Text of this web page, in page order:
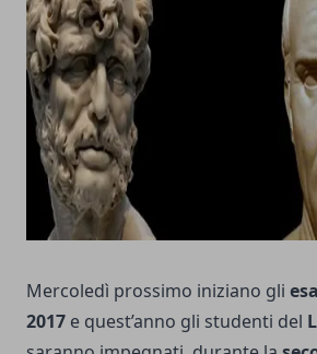
Mercoledì prossimo iniziano gli
2017 e quest’anno gli studenti del